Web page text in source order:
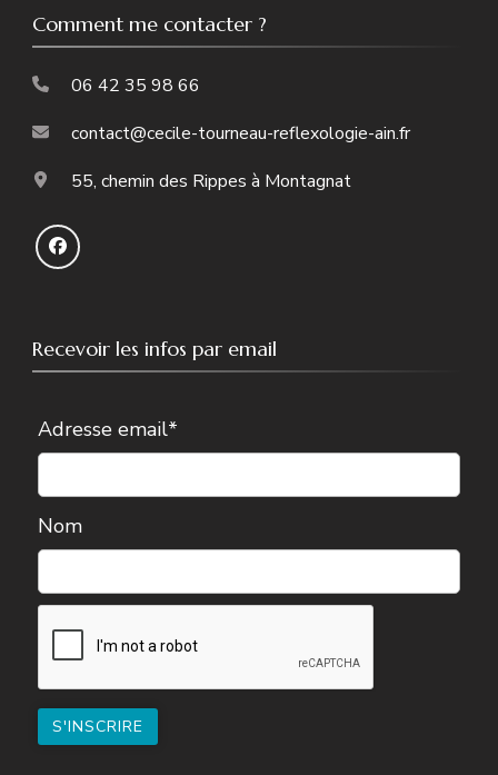
Comment me contacter ?
06 42 35 98 66
contact@cecile-tourneau-reflexologie-ain.fr
55, chemin des Rippes à Montagnat
Recevoir les infos par email
Adresse email*
Nom